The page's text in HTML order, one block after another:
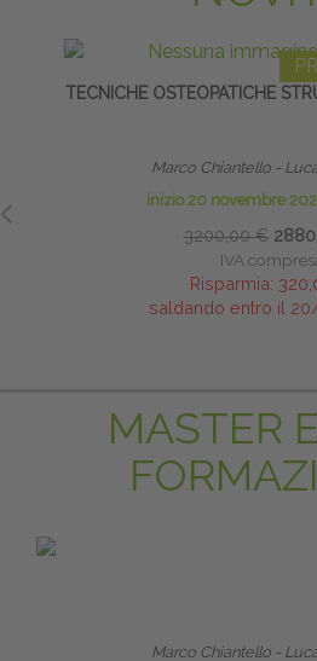
TECNICHE OSTEOPATICHE
Marco Chiantello -
inizio 20 novembre
3200,00 €
IVA
Risparmia:
saldando entro il
MASTER
Marco Chiantello -